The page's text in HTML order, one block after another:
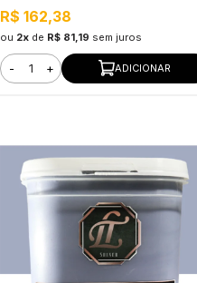
R$ 162,38
ou 2x de R$ 81,19 sem juros
- + ADICIONAR